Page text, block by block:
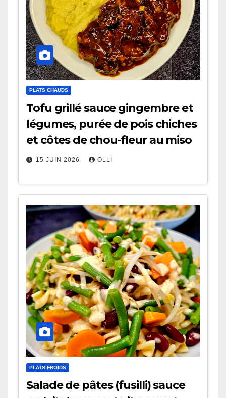
PLATS CHAUDS
Tofu grillé sauce gingembre et
légumes, purée de pois chiches
et côtes de chou-fleur au miso
15 JUIN 2026 OLLI
PLATS FROIDS
Salade de pâtes (fusilli) sauce